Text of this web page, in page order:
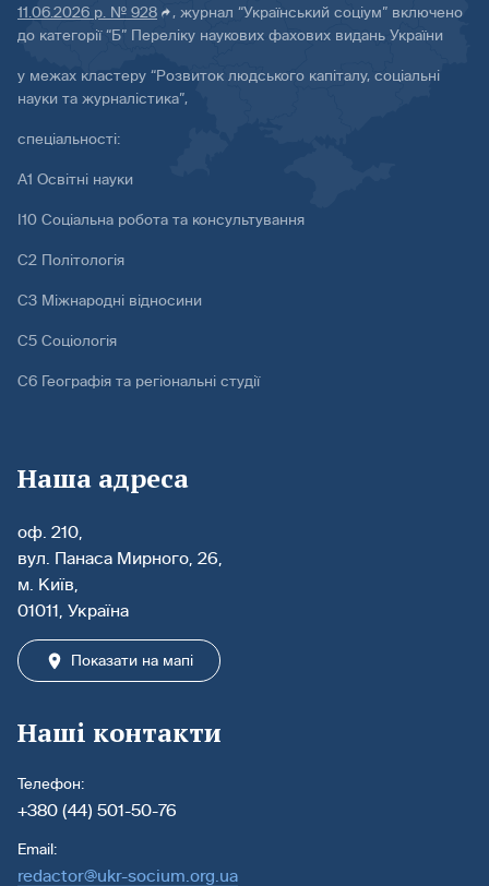
11.06.2026 р. № 928
, журнал “Український соціум” включено
до категорії “Б” Переліку наукових фахових видань України
у межах кластеру “Розвиток людського капіталу, соціальні
науки та журналістика”,
спеціальності:
А1 Освітні науки
І10 Соціальна робота та консультування
С2 Політологія
С3 Міжнародні відносини
С5 Соціологія
С6 Географія та регіональні студії
Наша адреса
оф. 210,
вул. Панаса Мирного, 26,
м. Київ,
01011, Україна
Показати на мапі
Наші контакти
Телефон:
+380 (44) 501-50-76
Email:
redactor@ukr-socium.org.ua